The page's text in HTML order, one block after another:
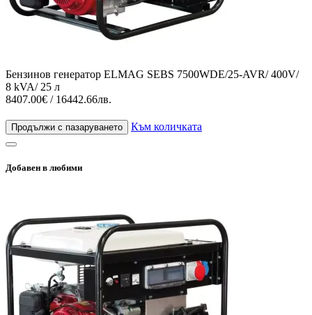
Бензинов генератор ELMAG SEBS 7500WDE/25-AVR/ 400V/
8 kVA/ 25 л
8407.00€ / 16442.66лв.
Продължи с пазаруването Към количката
Добавен в любими